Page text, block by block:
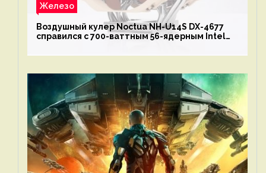
Железо
Воздушный кулер Noctua NH-U14S DX-4677
справился с 700-ваттным 56-ядерным Intel